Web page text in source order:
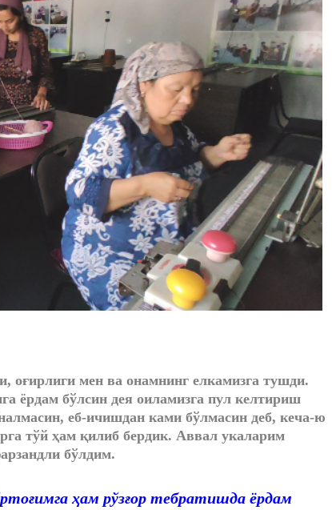
оғирлиги мен ва онамнинг елкамизга тушди.
ёрдам бўлсин дея оиламизга пул келтириш
еб-ичишдан ками бўлмасин деб, кеча-ю
тўй ҳам қилиб бердик. Аввал укаларим
бўлдим.
ҳам рўзғор тебратишда ёрдам